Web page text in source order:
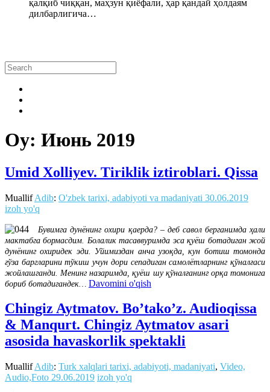
қалқиб чиққан, маҳзун қиёфали, ҳар қандай ҳолдаям
дилбарлигича…
Oy: Июнь 2019
Umid Xolliyev. Tiriklik iztiroblari. Qissa
MuallifAdib: O'zbek tarixi, adabiyoti va madaniyati 30.06.2019
izoh yo'q
Бувимга дунёнинг охири қаерда? – деб савол берганимда ҳали
мактабга бормасдим. Болалик тасаввуримда эса қуёш ботадиган жой
дунёнинг охиридек эди. Уйимиздан анча узоқда, кун ботиш томонда
ғўза баргларини тўкиш учун дори сепадиган самолётларнинг қўналғаси
жойлашганди. Менинг назаримда, қуёш шу қўналғанинг орқа томонига
бориб ботадигандек…
Davomini o'qish
Chingiz Aytmatov. Bo’tako’z. Audioqissa
& Manqurt. Chingiz Aytmatov asari
asosida havaskorlik spektakli
MuallifAdib: Turk xalqlari tarixi, adabiyoti, madaniyati, Video,
Audio,Foto 29.06.2019 izoh yo'q